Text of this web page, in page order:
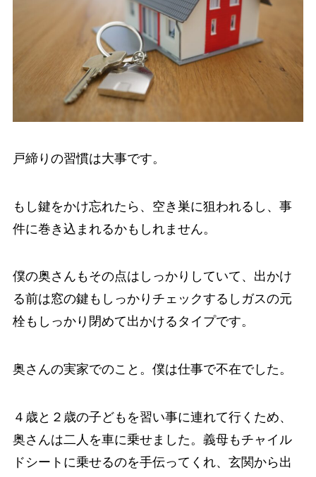
戸締りの習慣は大事です。
もし鍵をかけ忘れたら、空き巣に狙われるし、事
件に巻き込まれるかもしれません。
僕の奥さんもその点はしっかりしていて、出かけ
る前は窓の鍵もしっかりチェックするしガスの元
栓もしっかり閉めて出かけるタイプです。
奥さんの実家でのこと。僕は仕事で不在でした。
４歳と２歳の子どもを習い事に連れて行くため、
奥さんは二人を車に乗せました。義母もチャイル
ドシートに乗せるのを手伝ってくれ、玄関から出